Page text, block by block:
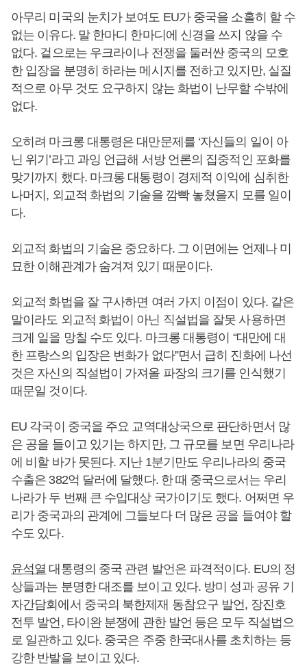
아무리 미국의 눈치가 보여도 EU가 중국을 소홀히 할 수
없는 이유다. 말 한마디 한마디에 신경을 쓰지 않을 수
없다. 겉으로는 우크라이나 전쟁을 둘러싼 중국의 모호
한 입장을 분명히 하라는 메시지를 전하고 있지만, 실질
적으로 아무 것도 요구하지 않는 화법이 난무할 수밖에
없다.
오히려 마크롱 대통령은 대만문제를 ‘자신들의 일이 아
닌 위기’라고 과잉 언급해 서방 언론의 집중적인 포화를
맞기까지 했다. 마크롱 대통령이 경제적 이익에 심취한
나머지, 외교적 화법의 기술을 깜빡 놓쳤을지 모를 일이
다.
외교적 화법의 기술은 중요하다. 그 이면에는 언제나 미
묘한 이해관계가 숨겨져 있기 때문이다.
외교적 화법을 잘 구사하면 여러 가지 이점이 있다. 같은
말이라도 외교적 화법이 아닌 직설법을 잘못 사용하면
크게 일을 망칠 수도 있다. 마크롱 대통령이 “대만에 대
한 프랑스의 입장은 변화가 없다”면서 급히 진화에 나선
것은 자신의 직설법이 가져올 파장의 크기를 인식했기
때문일 것이다.
EU 각국이 중국을 주요 교역대상국으로 판단하면서 많
은 공을 들이고 있기는 하지만, 그 규모를 보면 우리나라
에 비할 바가 못된다. 지난 1분기만도 우리나라의 중국
수출은 382억 달러에 달했다. 한 때 중국으로서는 우리
나라가 두 번째 큰 수입대상 국가이기도 했다. 어쩌면 우
리가 중국과의 관계에 그들보다 더 많은 공을 들여야 할
수도 있다.
윤석열 대통령의 중국 관련 발언은 파격적이다. EU의 정
상들과는 분명한 대조를 보이고 있다. 방미 성과 공유 기
자간담회에서 중국의 북한제재 동참요구 발언, 장진호
전투 발언, 타이완 분쟁에 관한 발언 등은 모두 직설법으
로 일관하고 있다. 중국은 주중 한국대사를 초치하는 등
강한 반발을 보이고 있다.